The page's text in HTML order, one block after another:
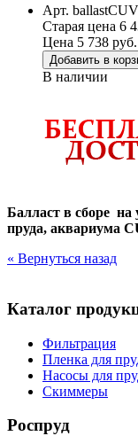
Арт.
Старая цена 6
Цена 5 738 руб.
Добавить в
В наличии
Балласт в сборе на
пруда, аквариума
« Вернуться назад
Каталог
Фильтрация
Пленка для
Насосы для
Скиммеры
Роспруд